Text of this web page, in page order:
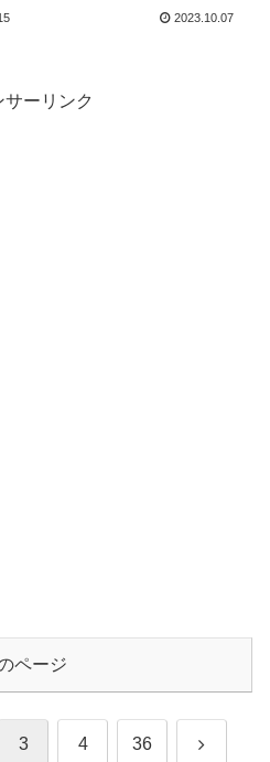
2023.10.07
サーリンク
ページ
3 4 36 次